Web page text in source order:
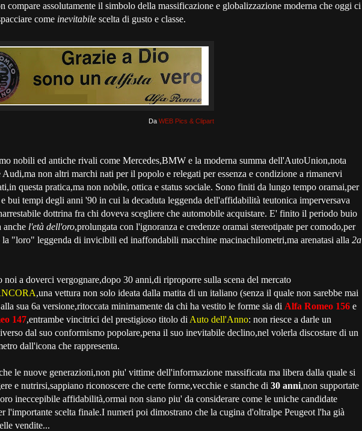
compare assolutamente il simbolo della massificazione e globalizzazione moderna che oggi ci
come inevitabile scelta di gusto e classe.
Da WEB Pics & Clipart
nobili ed antiche rivali come Mercedes,BMW e la moderna summa dell'AutoUnion,nota
Audi,ma non altri marchi nati per il popolo e relegati per essenza e condizione a rimanervi
questa pratica,ma non nobile, ottica e status sociale. Sono finiti da lungo tempo oramai,per
bui tempi degli anni '90 in cui la decaduta leggenda dell'affidabilità teutonica imperversava
dottrina fra chi doveva scegliere che automobile acquistare. E' finito il periodo buio
anche l'età dell'oro,prolungata con l'ignoranza e credenze oramai stereotipate per comodo,per
la "loro" leggenda di invicibili ed inaffondabili macchine macinachilometri,ma arenatasi alla 2a
noi a doverci vergognare,dopo 30 anni,di riproporre sulla scena del mercato
,una vettura non solo ideata dalla matita di un italiano (senza il quale non sarebbe mai
sua 6a versione,ritoccata minimamente da chi ha vestito le forme sia di Alfa Romeo 156 e
147,entrambe vincitrici del prestigioso titolo di Auto dell'Anno: non riesce a darle un
dal suo conformismo popolare,pena il suo inevitabile declino,nel volerla discostare di un
dall'icona che rappresenta.
le nuove generazioni,non piu' vittime dell'informazione massificata ma libera dalla quale si
e nutrirsi,sappiano riconoscere che certe forme,vecchie e stanche di 30 anni,non supportate
ineccepibile affidabilità,ormai non siano piu' da considerare come le uniche candidate
l'importante scelta finale.I numeri poi dimostrano che la cugina d'oltralpe Peugeot l'ha già
vendite...